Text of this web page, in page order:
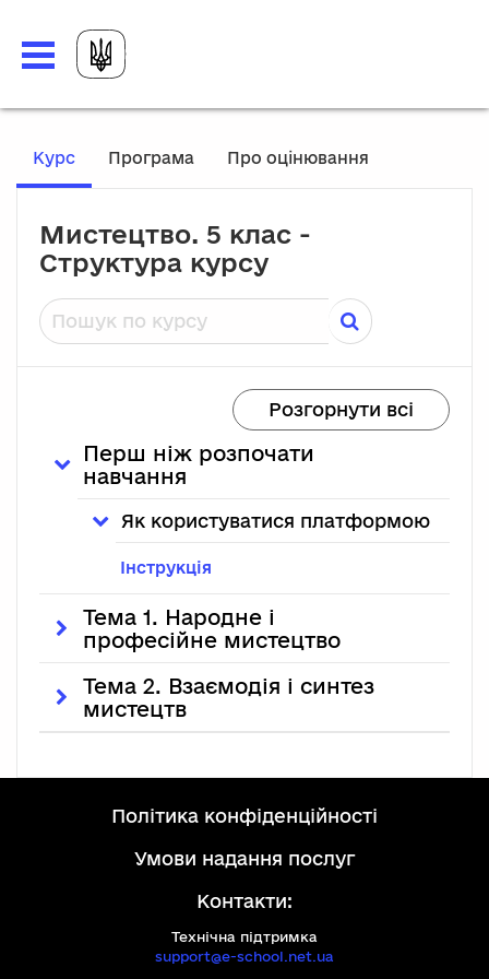
Курс, Поточне місце розташування
Програма Про оцінювання
Мистецтво. 5 клас -
Структура курсу
Пошук по курсу
Розгорнути всі
Перш ніж розпочати
навчання
Як користуватися платформою
Інструкція
Тема 1. Народне і
професійне мистецтво
Тема 2. Взаємодія і синтез
мистецтв
політика конфіденційності
умови надання послуг
Контакти:
Технічна підтримка
support@e-school.net.ua